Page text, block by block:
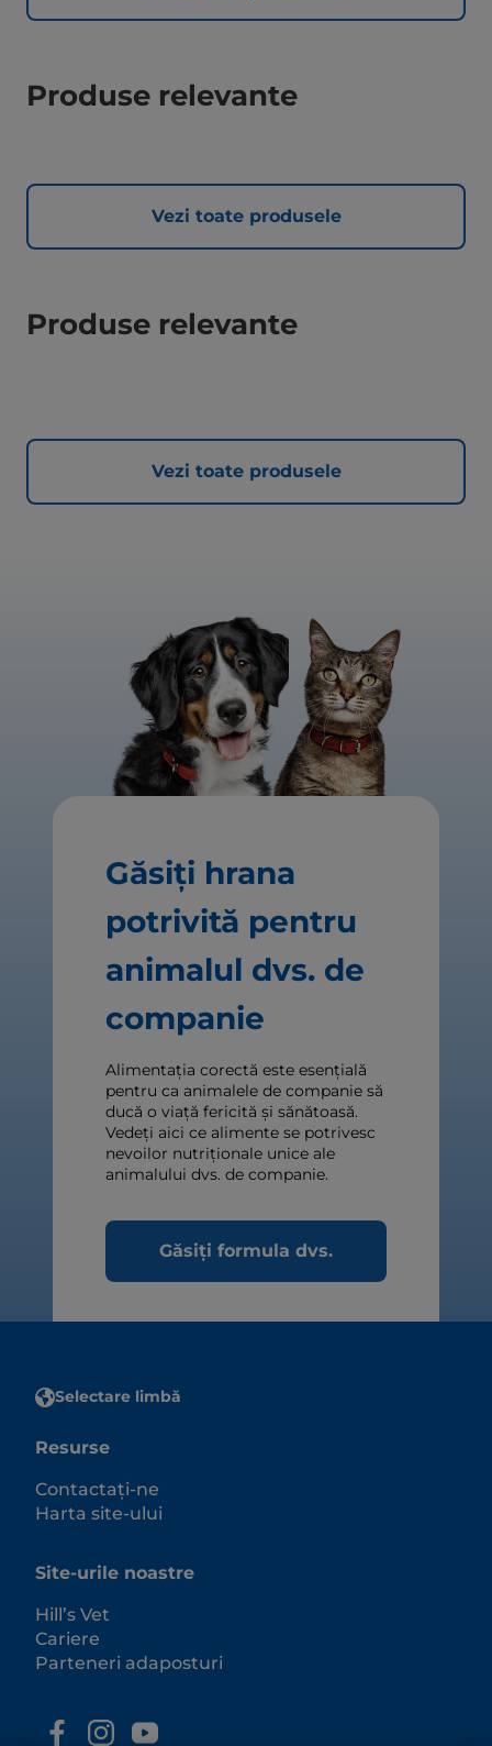
Produse relevante
Vezi toate produsele
Produse relevante
Vezi toate produsele
Găsiți hrana
potrivită pentru
animalul dvs. de
companie
Alimentația corectă este esențială
pentru ca animalele de companie să
ducă o viață fericită și sănătoasă.
Vedeți aici ce alimente se potrivesc
nevoilor nutriționale unice ale
animalului dvs. de companie.
Găsiți formula dvs.
Selectare limbă
Resurse
Contactați-ne
Harta site-ului
Site-urile noastre
Hill’s Vet
Cariere
Parteneri adaposturi